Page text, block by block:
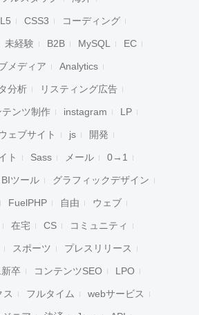
CSS3 コーディング
未経験 B2B MySQL EC
メディア Analytics
分析 リスティング広告
テンツ制作 instagram LP
ェブサイト js 開発
ト Sass メール 0→1
BIツール グラフィックデザイン
FuelPHP 自由 ウェブ
在宅 CS コミュニティ
スポーツ プレスリリース
卒 コンテンツSEO LPO
ス フルタイム webサービス